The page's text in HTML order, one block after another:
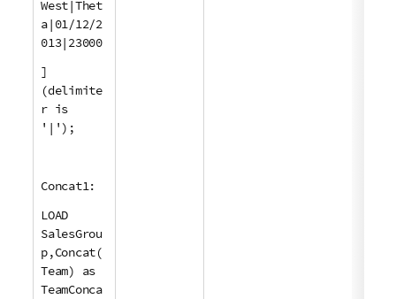
West|Thet
a|01/12/2
013|23000
]
(delimite
r is
'|');
Concat1:
LOAD
SalesGrou
p,Concat(
Team) as
TeamConca